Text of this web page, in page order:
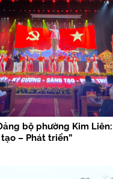
bộ phường Kim
– Phát triển”